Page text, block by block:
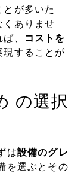
が多いた
くありませ
、
コストを
現することが
の選択
は設備のグレ
を選ぶとその